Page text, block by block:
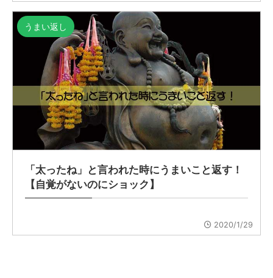
うまい返し
「太ったね」と言われた時にうまいこと返す！
【自覚がないのにショック】
2020/1/29